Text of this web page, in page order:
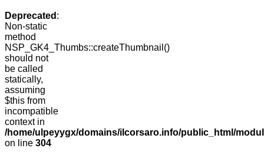
Deprecated :
Non-static
method
NSP_GK4_Thumbs::createThumbnail()
should not
be called
statically,
assuming
$this from
incompatible
context in
/home/ulpeyygx/domains/ilcorsaro.info/public_html/
on line 304